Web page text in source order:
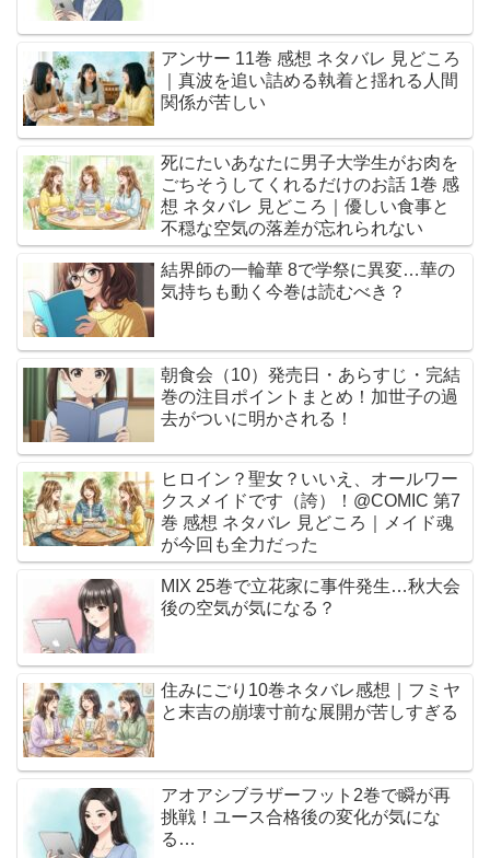
アンサー 11巻 感想 ネタバレ 見どころ
｜真波を追い詰める執着と揺れる人間
関係が苦しい
死にたいあなたに男子大学生がお肉を
ごちそうしてくれるだけのお話 1巻 感
想 ネタバレ 見どころ｜優しい食事と
不穏な空気の落差が忘れられない
結界師の一輪華 8で学祭に異変…華の
気持ちも動く今巻は読むべき？
朝食会（10）発売日・あらすじ・完結
巻の注目ポイントまとめ！加世子の過
去がついに明かされる！
ヒロイン？聖女？いいえ、オールワー
クスメイドです（誇）！@COMIC 第7
巻 感想 ネタバレ 見どころ｜メイド魂
が今回も全力だった
MIX 25巻で立花家に事件発生…秋大会
後の空気が気になる？
住みにごり10巻ネタバレ感想｜フミヤ
と末吉の崩壊寸前な展開が苦しすぎる
アオアシブラザーフット2巻で瞬が再
挑戦！ユース合格後の変化が気にな
る…